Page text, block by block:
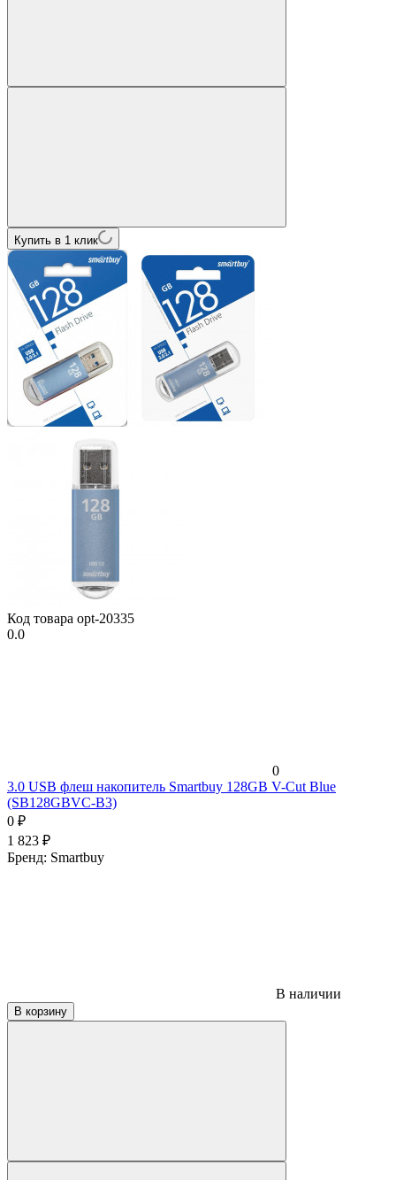
Купить в 1 клик
Код товара opt-20335
0.0
0
3.0 USB флеш накопитель Smartbuy 128GB V-Cut Blue
(SB128GBVC-B3)
0 ₽
1 823 ₽
Бренд: Smartbuy
В наличии
В корзину